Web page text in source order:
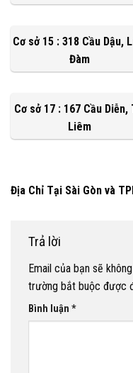
Cơ sở 15 : 318 Cầu Dậu,
Đàm
Cơ sở 17 : 167 Cầu Diễn,
Liêm
Địa Chỉ Tại Sài Gòn và
Trả lời
Email của bạn sẽ
trường bắt buộc được
Bình luận *